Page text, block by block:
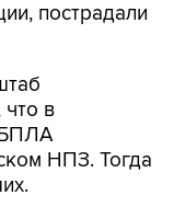
пострадали
что в
БПЛА
НПЗ. Тогда